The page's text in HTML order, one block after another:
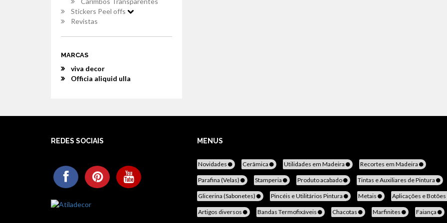
Stickers Peel offs
Revistas
MARCAS
viva decor
Officia aliquid ulla
REDES SOCIAIS MENUS
Novidades Cerâmica Utilidades em Madeira Recortes em Madeira
Parafina (Velas) Stamperia Produto acabado Tintas e Auxiliares de Pintura
Glicerina (Sabonetes) Pincéis e Utilitários Pintura Metais Aplicações e Botões
Artigos diversos Bandas Termofixáveis Chacotas Marfinites Faiança